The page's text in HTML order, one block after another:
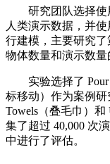
研究团队选择使
人类演示数据，并
行建模，主要研究了
物体数量和演示数量
实验选择了 Pour
标移动）作为案例
Towels（叠毛巾）和
集了超过 40,000 次
中进行了评估。